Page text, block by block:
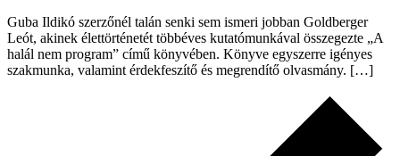
Guba Ildikó szerzőnél talán senki sem ismeri jobban Goldberger
Leót, akinek élettörténetét többéves kutatómunkával összegezte „A
halál nem program” című könyvében. Könyve egyszerre igényes
szakmunka, valamint érdekfeszítő és megrendítő olvasmány. […]